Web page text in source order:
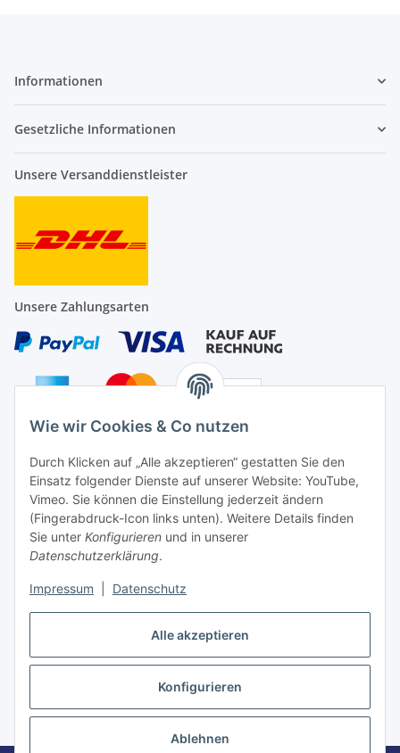
Alle akzeptieren
Konfigurieren
Ablehnen
Wie wir Cookies & Co nutzen
Durch Klicken auf „Alle akzeptieren“ gestatten Sie den
Einsatz folgender Dienste auf unserer Website: YouTube,
Vimeo. Sie können die Einstellung jederzeit ändern
(Fingerabdruck-Icon links unten). Weitere Details finden
Sie unter Konfigurieren und in unserer
Datenschutzerklärung.
Impressum Datenschutz
Informationen
Gesetzliche Informationen
Unsere Versanddienstleister
Unsere Zahlungsarten
Ein Partnershop der
Vertrag widerrufen
* Alle Preise inkl. gesetzlicher USt., zzgl.